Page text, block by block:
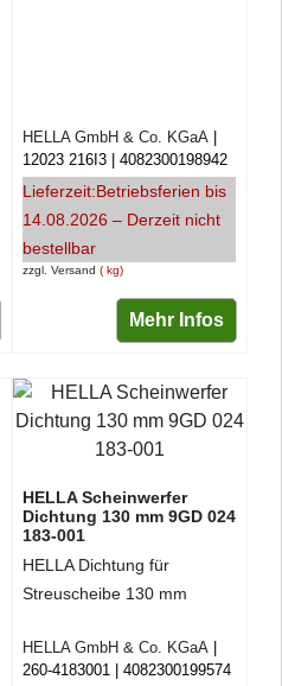
zzgl. Versand kg
HELLA GmbH & Co. KGaA
12023 216I3
4082300198942
Lieferzeit:Betriebsferien bis
14.08.2026 – Derzeit nicht
bestellbar
Mehr Infos
HELLA Scheinwerfer
Dichtung 130 mm 9GD 024
183-001
HELLA Dichtung für
Streuscheibe 130 mm
HELLA GmbH & Co. KGaA
260-4183001
4082300199574